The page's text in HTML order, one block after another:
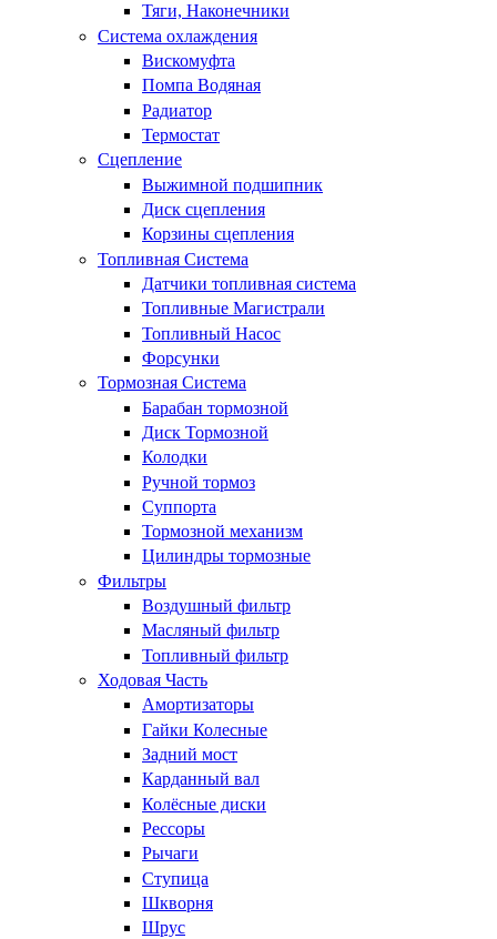
Тяги, Наконечники
Система охлаждения
Вискомуфта
Помпа Водяная
Радиатор
Термостат
Сцепление
Выжимной подшипник
Диск сцепления
Корзины сцепления
Топливная Система
Датчики топливная система
Топливные Магистрали
Топливный Насос
Форсунки
Тормозная Система
Барабан тормозной
Диск Тормозной
Колодки
Ручной тормоз
Суппорта
Тормозной механизм
Цилиндры тормозные
Фильтры
Воздушный фильтр
Масляный фильтр
Топливный фильтр
Ходовая Часть
Амортизаторы
Гайки Колесные
Задний мост
Карданный вал
Колёсные диски
Рессоры
Рычаги
Ступица
Шкворня
Шрус